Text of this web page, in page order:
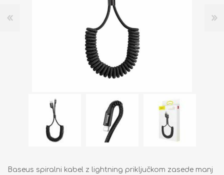
Baseus spiralni kabel z lightning priključkom zasede manj